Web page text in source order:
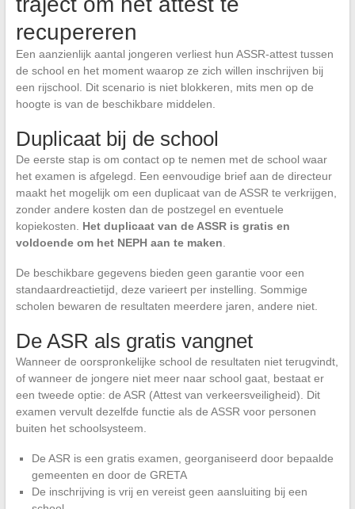
recupereren
Een aanzienlijk aantal jongeren verliest hun ASSR-attest tussen
de school en het moment waarop ze zich willen inschrijven bij
een rijschool. Dit scenario is niet blokkeren, mits men op de
hoogte is van de beschikbare middelen.
Duplicaat bij de school
De eerste stap is om contact op te nemen met de school waar
het examen is afgelegd. Een eenvoudige brief aan de directeur
maakt het mogelijk om een duplicaat van de ASSR te verkrijgen,
zonder andere kosten dan de postzegel en eventuele
kopiekosten. Het duplicaat van de ASSR is gratis en
voldoende om het NEPH aan te maken
De beschikbare gegevens bieden geen garantie voor een
standaardreactietijd, deze varieert per instelling. Sommige
scholen bewaren de resultaten meerdere jaren, andere niet.
De ASR als gratis vangnet
Wanneer de oorspronkelijke school de resultaten niet terugvindt,
of wanneer de jongere niet meer naar school gaat, bestaat er
een tweede optie: de ASR (Attest van verkeersveiligheid). Dit
examen vervult dezelfde functie als de ASSR voor personen
buiten het schoolsysteem.
De ASR is een gratis examen, georganiseerd door bepaalde
gemeenten en door de GRETA
De inschrijving is vrij en vereist geen aansluiting bij een